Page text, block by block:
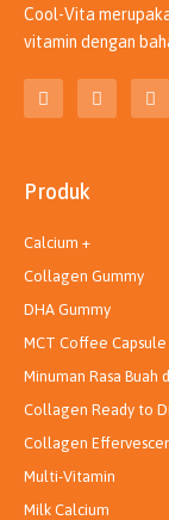
Cool-Vita
vitamin dengan
i
k
n
s
i
n
Produk
Calcium +
Collagen Gummy
DHA Gummy
MCT Coffee Capsule
Minuman Rasa Buah
Collagen Ready to
Collagen
Multi-Vitamin
Milk Calcium